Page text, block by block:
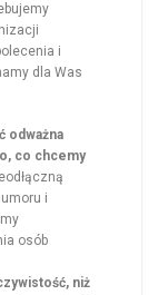
i
dla Was
odważna
co chcemy
i
osób
niż